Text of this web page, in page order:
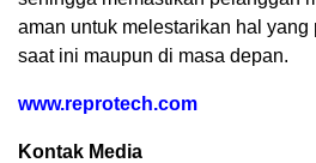
aman untuk melestarikan hal
saat ini maupun di masa depan.
www.reprotech.com
Kontak Media